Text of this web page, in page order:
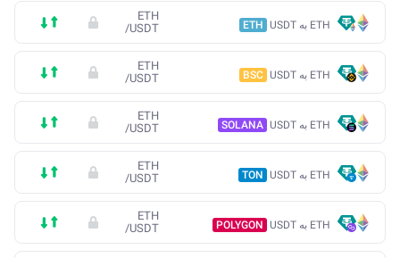
ETH به USDT ETH
ETH
/USDT
ETH به USDT BSC
ETH
/USDT
ETH به USDT SOLANA
ETH
/USDT
ETH به USDT TON
ETH
/USDT
ETH به USDT POLYGON
ETH
/USDT